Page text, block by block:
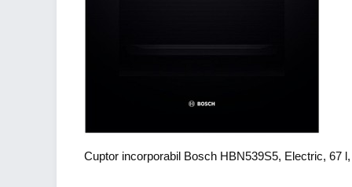
Cuptor incorporabil Bosch HBN539S5, Electric, 67